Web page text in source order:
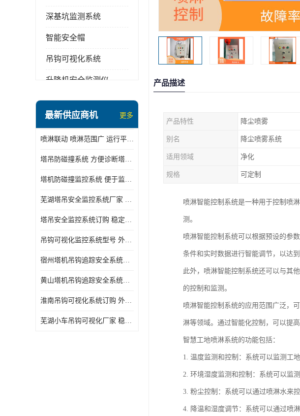
深基坑监测系统
智能安全帽
吊钩可视化系统
升降机安全监测仪
最新供应商机 更多
喷淋联动 喷淋范围广 运行平稳 噪音小
塔吊防碰撞系统 方便诊断塔机状态 自动变焦智能化跟踪
塔机防碰撞监控系统 便于监督和管理 主要应用于塔机的实时监控
芜湖塔吊安全监控系统厂家 外观简洁大方 减少盲吊引发的事故
塔吊安全监控系统订购 稳定性高 结构清晰稳定
吊钩可视化监控系统型号 外观简洁大方 信号稳定 抗干扰性强
宿州塔机吊钩追踪安全系统厂家 提高工作效率 结构清晰稳定
黄山塔机吊钩追踪安全系统价格 可远程查看 减少盲吊引发的事故
淮南吊钩可视化系统订购 外观简洁大方 体积小 占用空间小
芜湖小车吊钩可视化厂家 稳定性高 可视吊装 降低盲吊风险
产品描述
产品特性 降尘喷雾
别名 降尘喷雾系统
适用领域 净化
规格 可定制
喷淋智能控制系统是一种用于控制喷
测。
喷淋智能控制系统可以根据预设的参
条件和实时数据进行智能调节，以达
此外，喷淋智能控制系统还可以与其
的控制和监测。
喷淋智能控制系统的应用范围广泛，
淋等领域。通过智能化控制，可以提
智慧工地喷淋系统的功能包括：
1. 温度监测和控制：系统可以监测工
2. 环境湿度监测和控制：系统可以监
3. 粉尘控制：系统可以通过喷淋水来
4. 降温和湿度调节：系统可以通过喷